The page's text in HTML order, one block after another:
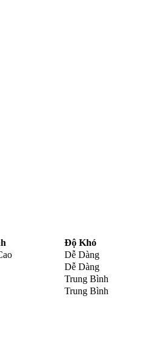
Độ Khó
Dễ Dàng
Dễ Dàng
Trung Bình
Trung Bình